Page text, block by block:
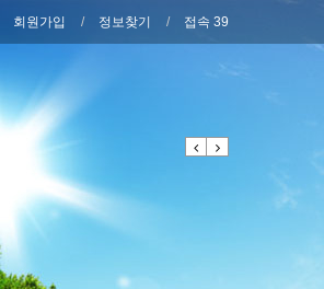
회원가입 정보찾기 접속 39
Previous
Next